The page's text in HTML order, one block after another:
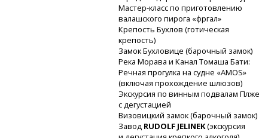
Мастер-класспо приготовлению
валашского пирога «фргал»
Крепость Бухлов (готическая
крепость)
Замок Бухловице (барочный замок)
Река Морава и Канал Томаша Бати:
Речная прогулка на судне «AMOS»
(включая прохождение шлюзов)
Экскурсия по винным подвалам Плже
с дегустацией
Визовицкий замок (барочный замок)
Завод RUDOLF JELINEK(экскурсия